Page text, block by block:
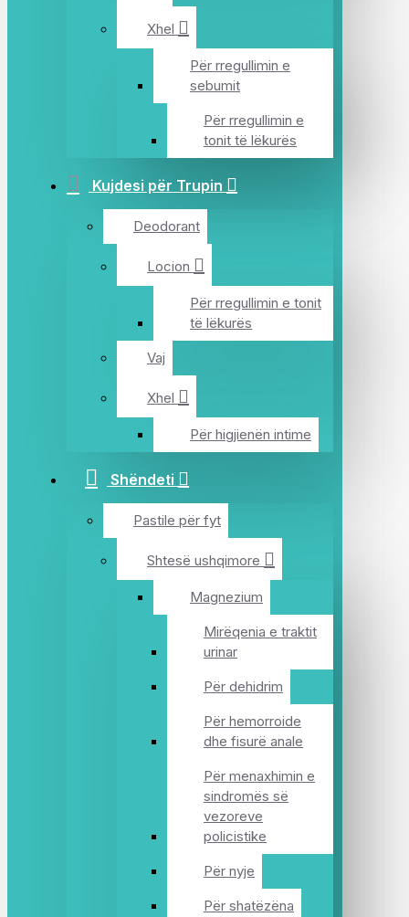
Xhel
Për rregullimin e
sebumit
Për rregullimin e
tonit të lëkurës
Kujdesi për Trupin
Deodorant
Locion
Për rregullimin e tonit
të lëkurës
Vaj
Xhel
Për higjienën intime
Shëndeti
Pastile për fyt
Shtesë ushqimore
Magnezium
Mirëqenia e traktit
urinar
Për dehidrim
Për hemorroide
dhe fisurë anale
Për menaxhimin e
sindromës së
vezoreve
policistike
Për nyje
Për shatëzëna